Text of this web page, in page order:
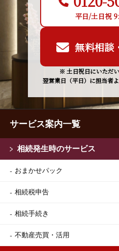
平日/土日祝
無料相談
※ 土日祝日にいただい
翌営業日（平日）に担当者
サービス案内一覧
相続発生時のサービス
おまかせパック
相続税申告
相続手続き
不動産売買・活用